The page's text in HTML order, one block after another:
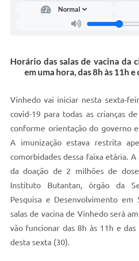
Sistema de Protocolo
Listagem dos CEPs de Vinhedo
Acesso à Informação
Contratos
Associação dos Servidores Públicos
Vinhedo
Audiências Públicas
Carta de Serviços
Arquivos para Download
Galeria de Vídeos
Horário das salas de vacina da
em uma hora, das 8h às 11h
Vinhedo vai iniciar nesta sexta-
covid-19 para todas as crianças
conforme orientação do governo
A imunização estava restrita
comorbidades dessa faixa etária.
da doação de 2 milhões de
Instituto Butantan, órgão da
Pesquisa e Desenvolvimento em
salas de vacina de Vinhedo será
vão funcionar das 8h às 11h e
desta sexta (30).